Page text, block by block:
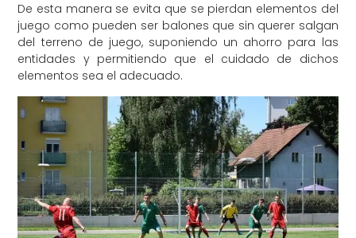
De esta manera se evita que se pierdan elementos del
juego como pueden ser balones que sin querer salgan
del terreno de juego, suponiendo un ahorro para las
entidades y permitiendo que el cuidado de dichos
elementos sea el adecuado.